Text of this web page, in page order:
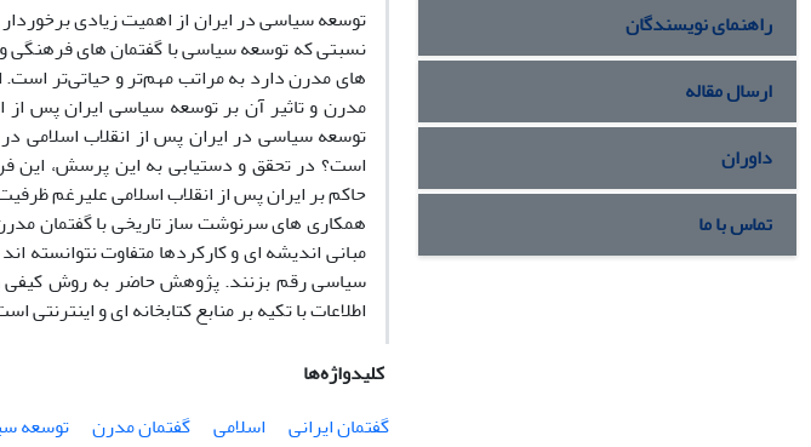
توسعه سیاسی در ایران از اهمیت زیادی
نسبتی که توسعه سیاسی با گفتمان های فرهنگی
های مدرن دارد به مراتب مهم‌تر و حیاتی‌تر
مدرن و تاثیر آن بر توسعه سیاسی ایران پس
توسعه سیاسی در ایران پس از انقلاب اسلامی
است؟ در تحقق و دستیابی به این پرسش، این
حاکم بر ایران پس از انقلاب اسلامی علیرغم
همکاری های سرنوشت ساز تاریخی با گفتمان
مبانی اندیشه ای و کارکردها متفاوت نتوانسته
سیاسی رقم بزنند. پژوهش حاضر به روش کیفی
اطلاعات با تکیه بر منابع کتابخانه ای و اینترنتی
کلیدواژه‌ها
گفتمان ایرانی
اسلامی گفتمان مدرن توسعه
راهنمای نویسندگان
ارسال مقاله
داوران
تماس با ما